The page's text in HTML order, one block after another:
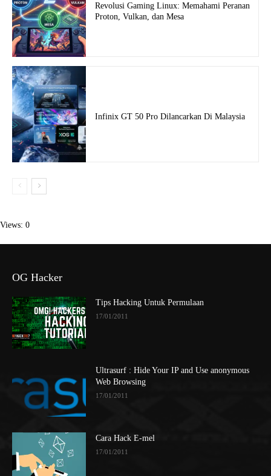
Revolusi Gaming Linux: Memahami Peranan
Proton, Vulkan, dan Mesa
Infinix GT 50 Pro Dilancarkan Di Malaysia
Views: 0
OG Hacker
Tips Hacking Untuk Permulaan
17/01/2011
Ultrasurf : Hide Your IP and Use anonymous
Web Browsing
17/01/2011
Cara Hack E-mel
17/01/2011